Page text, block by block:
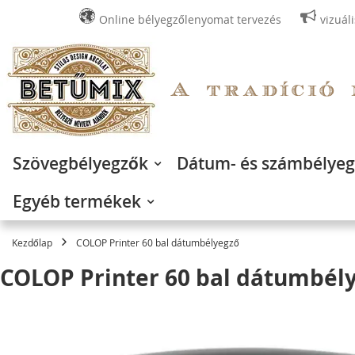
Online bélyegzőlenyomat tervezés
tartalomhoz
Szövegbélyegzők Dátum- és
Egyéb termékek
Kezdőlap COLOP Printer 60 bal dátumbélyegző
COLOP Printer 60 bal